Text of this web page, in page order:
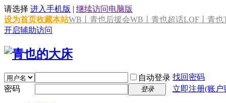
请选择 进入手机版 | 继续访问电脑版
设为首页收藏本站WB丨青也后援会WB丨青也超话LOF丨青也
开启辅助访问
自动登录 找回密码
密码
登录 立即注册(账